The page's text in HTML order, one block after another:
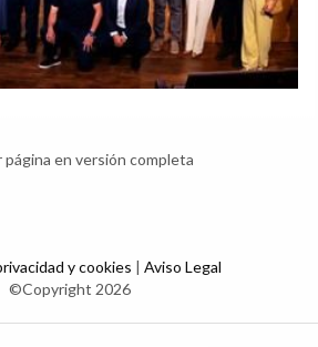
en versión completa
y cookies | Aviso Legal
©Copyright 2026